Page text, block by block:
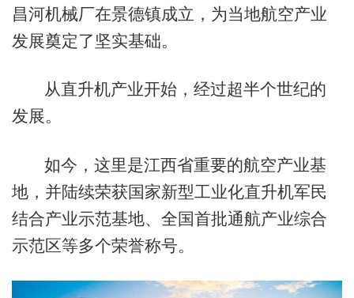
昌河机械厂在景德镇成立，为当地航空产业
发展奠定了坚实基础。
从直升机产业开始，经过超半个世纪的
发展。
如今，这里是江西省重要的航空产业基
地，并陆续荣获国家新型工业化直升机军民
结合产业示范基地、全国首批通航产业综合
示范区等多个荣誉称号。